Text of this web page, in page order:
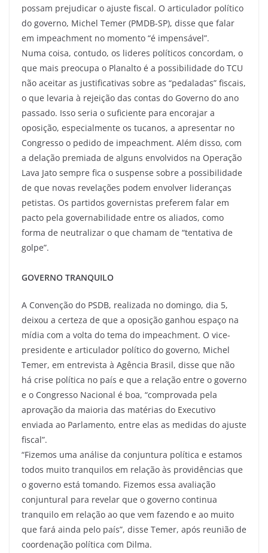
possam prejudicar o ajuste fiscal. O articulador político
do governo, Michel Temer (PMDB-SP), disse que falar
em impeachment no momento “é impensável”.
Numa coisa, contudo, os lideres políticos concordam, o
que mais preocupa o Planalto é a possibilidade do TCU
não aceitar as justificativas sobre as “pedaladas” fiscais,
o que levaria à rejeição das contas do Governo do ano
passado. Isso seria o suficiente para encorajar a
oposição, especialmente os tucanos, a apresentar no
Congresso o pedido de impeachment. Além disso, com
a delação premiada de alguns envolvidos na Operação
Lava Jato sempre fica o suspense sobre a possibilidade
de que novas revelações podem envolver lideranças
petistas. Os partidos governistas preferem falar em
pacto pela governabilidade entre os aliados, como
forma de neutralizar o que chamam de “tentativa de
golpe”.
GOVERNO TRANQUILO
A Convenção do PSDB, realizada no domingo, dia 5,
deixou a certeza de que a oposição ganhou espaço na
mídia com a volta do tema do impeachment. O vice-
presidente e articulador político do governo, Michel
Temer, em entrevista à Agência Brasil, disse que não
há crise política no país e que a relação entre o governo
e o Congresso Nacional é boa, “comprovada pela
aprovação da maioria das matérias do Executivo
enviada ao Parlamento, entre elas as medidas do ajuste
fiscal”.
“Fizemos uma análise da conjuntura política e estamos
todos muito tranquilos em relação às providências que
o governo está tomando. Fizemos essa avaliação
conjuntural para revelar que o governo continua
tranquilo em relação ao que vem fazendo e ao muito
que fará ainda pelo país”, disse Temer, após reunião de
coordenação política com Dilma.